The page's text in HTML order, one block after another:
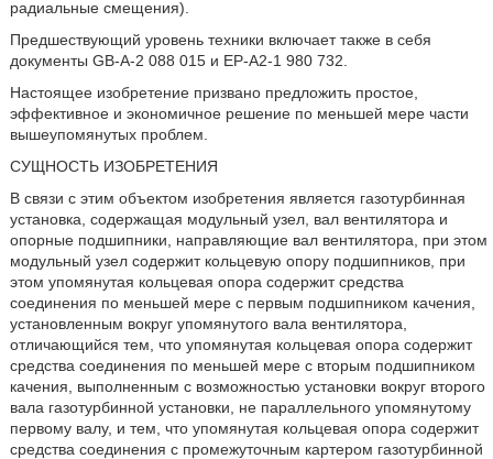
радиальные смещения).
Предшествующий уровень техники включает также в себя
документы GB-А-2 088 015 и ЕР-А2-1 980 732.
Настоящее изобретение призвано предложить простое,
эффективное и экономичное решение по меньшей мере части
вышеупомянутых проблем.
СУЩНОСТЬ ИЗОБРЕТЕНИЯ
В связи с этим объектом изобретения является газотурбинная
установка, содержащая модульный узел, вал вентилятора и
опорные подшипники, направляющие вал вентилятора, при этом
модульный узел содержит кольцевую опору подшипников, при
этом упомянутая кольцевая опора содержит средства
соединения по меньшей мере с первым подшипником качения,
установленным вокруг упомянутого вала вентилятора,
отличающийся тем, что упомянутая кольцевая опора содержит
средства соединения по меньшей мере с вторым подшипником
качения, выполненным с возможностью установки вокруг второго
вала газотурбинной установки, не параллельного упомянутому
первому валу, и тем, что упомянутая кольцевая опора содержит
средства соединения с промежуточным картером газотурбинной